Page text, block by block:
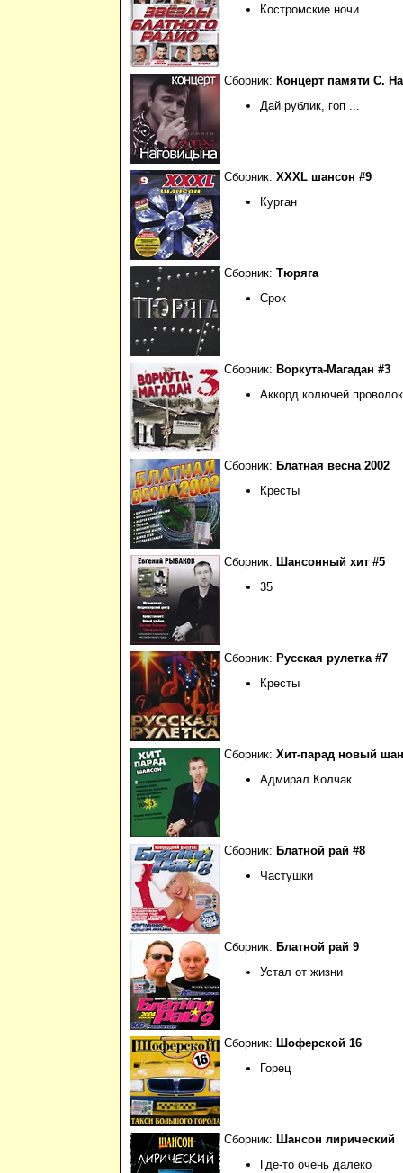
Костромские ночи
Сборник: Концерт памяти С.
Дай рублик, гоп ...
Сборник: XXXL шансон #9
Курган
Сборник: Тюряга
Срок
Сборник: Воркута-Магадан #3
Аккорд колючей
Сборник: Блатная весна 2002
Кресты
Сборник: Шансонный хит #5
35
Сборник: Русская рулетка #7
Кресты
Сборник: Хит-парад новый
Адмирал Колчак
Сборник: Блатной рай #8
Частушки
Сборник: Блатной рай 9
Устал от жизни
Сборник: Шоферской 16
Горец
Сборник: Шансон лирический
Где-то очень далеко